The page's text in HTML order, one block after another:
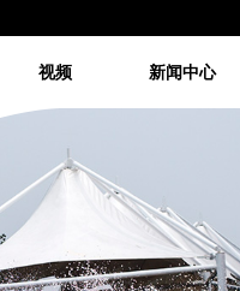
视频 新闻中心